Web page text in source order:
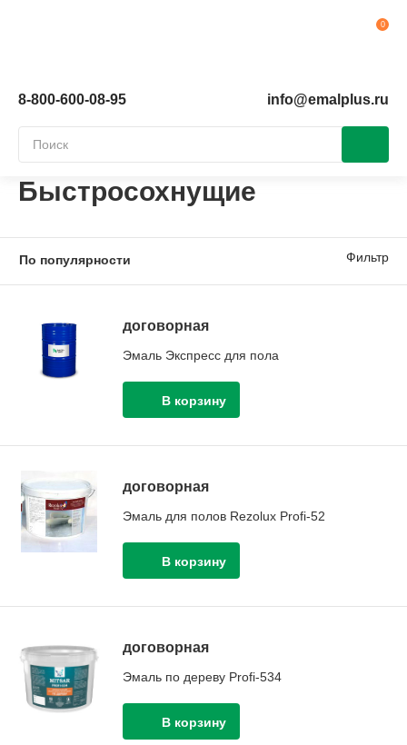
8-800-600-08-95 info@emalplus.ru
Быстросохнущие
Фильтр
договорная
Эмаль Экспресс для пола
договорная
Эмаль для полов Rezolux Profi-52
договорная
Эмаль по дереву Profi-534